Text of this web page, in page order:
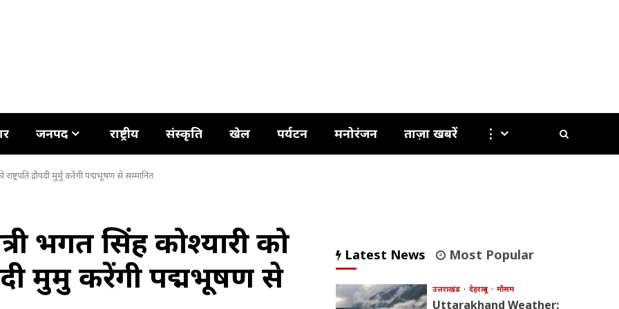
जनपद राष्ट्रीय संस्कृति खेल पर्यटन मनोरंजन ताज़ा खबरें ⋮
द्रौपदी मुर्मु करेंगी पद्मभूषण से सम्मानित
भगत सिंह कोश्यारी को
मुर्मु करेंगी पद्मभूषण से
Latest News Most Popular
उत्तराखंड देहरादून मौसम
Uttarakhand Weather: